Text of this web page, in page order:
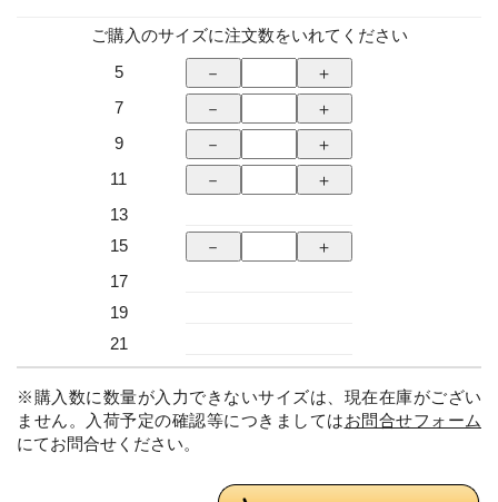
ご購入のサイズに注文数をいれてください
5
7
9
11
13
15
17
19
21
※購入数に数量が入力できないサイズは、現在在庫がござい
ません。入荷予定の確認等につきましてはお問合せフォーム
にてお問合せください。